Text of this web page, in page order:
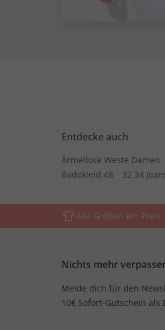
Entdecke auch
Ärmellose Weste Damen
Badekleid 48
32 34
Alle Größen ein Preis
Nichts mehr
Melde dich für den
10€ Sofort-Gutschein als